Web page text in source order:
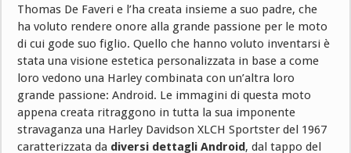
Thomas De Faveri e l’ha creata insieme a suo padre, che
ha voluto rendere onore alla grande passione per le moto
di cui gode suo figlio. Quello che hanno voluto inventarsi è
stata una visione estetica personalizzata in base a come
loro vedono una Harley combinata con un’altra loro
grande passione: Android. Le immagini di questa moto
appena creata ritraggono in tutta la sua imponente
stravaganza una Harley Davidson XLCH Sportster del 1967
caratterizzata da diversi dettagli Android, dal tappo del